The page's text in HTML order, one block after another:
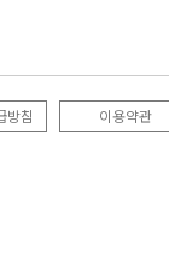
방침 이용약관